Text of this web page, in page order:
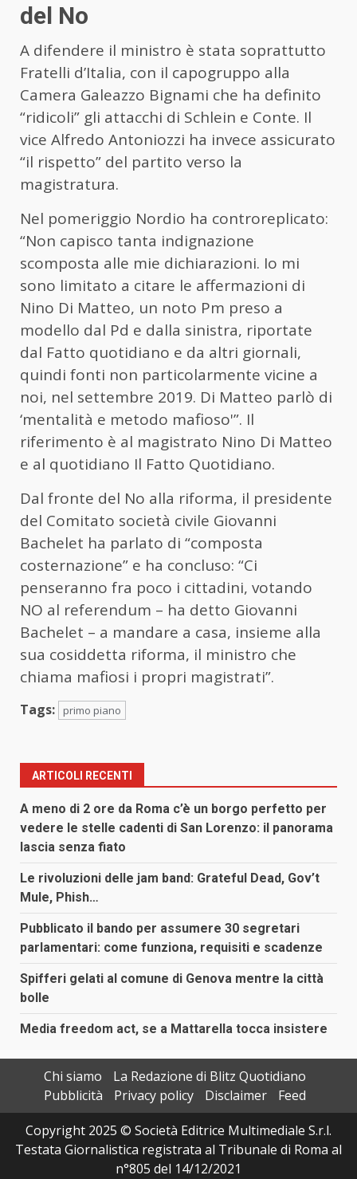
del No
A difendere il ministro è stata soprattutto
Fratelli d’Italia, con il capogruppo alla
Camera Galeazzo Bignami che ha definito
“ridicoli” gli attacchi di Schlein e Conte. Il
vice Alfredo Antoniozzi ha invece assicurato
“il rispetto” del partito verso la
magistratura.
Nel pomeriggio Nordio ha controreplicato:
“Non capisco tanta indignazione
scomposta alle mie dichiarazioni. Io mi
sono limitato a citare le affermazioni di
Nino Di Matteo, un noto Pm preso a
modello dal Pd e dalla sinistra, riportate
dal Fatto quotidiano e da altri giornali,
quindi fonti non particolarmente vicine a
noi, nel settembre 2019. Di Matteo parlò di
‘mentalità e metodo mafioso'”. Il
riferimento è al magistrato Nino Di Matteo
e al quotidiano Il Fatto Quotidiano.
Dal fronte del No alla riforma, il presidente
del Comitato società civile Giovanni
Bachelet ha parlato di “composta
costernazione” e ha concluso: “Ci
penseranno fra poco i cittadini, votando
NO al referendum – ha detto Giovanni
Bachelet – a mandare a casa, insieme alla
sua cosiddetta riforma, il ministro che
chiama mafiosi i propri magistrati”.
Tags: primo piano
ARTICOLI RECENTI
A meno di 2 ore da Roma c’è un borgo perfetto per
vedere le stelle cadenti di San Lorenzo: il panorama
lascia senza fiato
Le rivoluzioni delle jam band: Grateful Dead, Gov’t
Mule, Phish…
Pubblicato il bando per assumere 30 segretari
parlamentari: come funziona, requisiti e scadenze
Spifferi gelati al comune di Genova mentre la città
bolle
Media freedom act, se a Mattarella tocca insistere
Chi siamo
La Redazione di Blitz Quotidiano
Pubblicità
Privacy policy Disclaimer
Feed
Copyright 2025 © Società Editrice Multimediale S.r.l.
Testata Giornalistica registrata al Tribunale di Roma al
n°805 del 14/12/2021